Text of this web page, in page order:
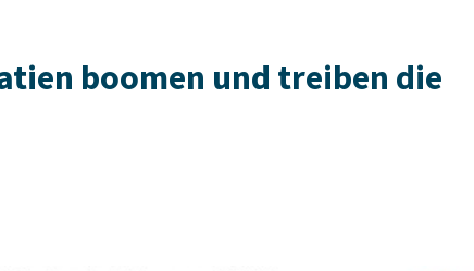
boomen und treiben die